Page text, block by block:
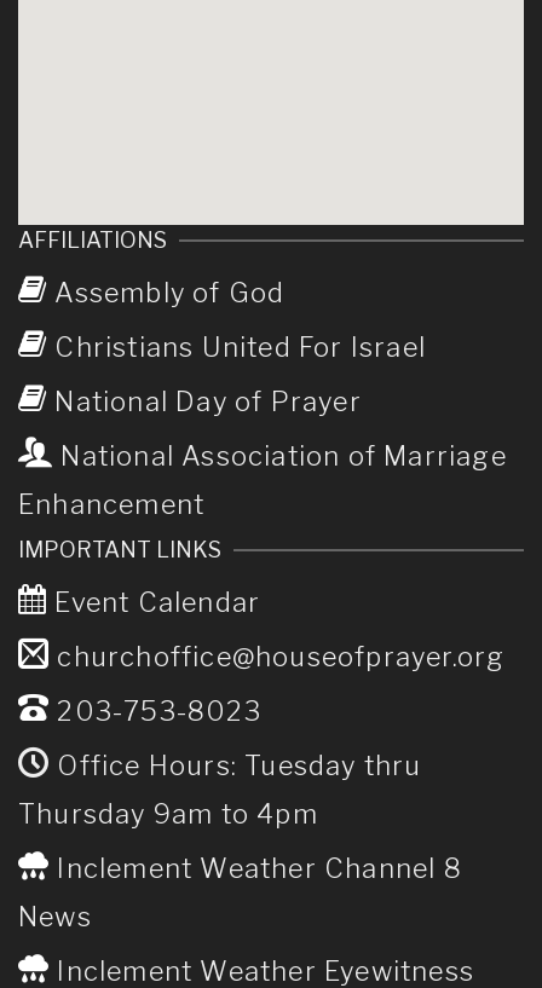
AFFILIATIONS
Assembly of God
Christians United For Israel
National Day of Prayer
National Association of Marriage
Enhancement
IMPORTANT LINKS
Event Calendar
churchoffice@houseofprayer.org
203-753-8023
Office Hours: Tuesday thru
Thursday 9am to 4pm
Inclement Weather Channel 8
News
Inclement Weather Eyewitness